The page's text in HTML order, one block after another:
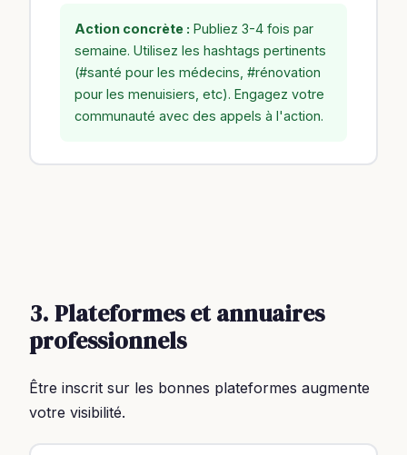
Action concrète : Publiez 3-4 fois par
semaine. Utilisez les hashtags pertinents
(#santé pour les médecins, #rénovation
pour les menuisiers, etc). Engagez votre
communauté avec des appels à l'action.
3. Plateformes et annuaires
professionnels
Être inscrit sur les bonnes plateformes augmente
votre visibilité.